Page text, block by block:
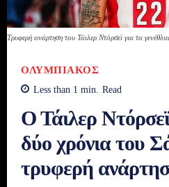
Τρυφερή ανάρτηση του Τάιλερ Ντόρσεϊ για τα
ΟΛΥΜΠΙΑΚΌΣ
Less than 1 min. Read
Ο Τάιλερ
δύο χρόνια του
τρυφερή